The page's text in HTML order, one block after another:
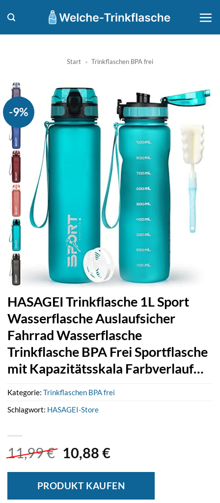
Inhalt
springen
Start » Trinkflaschen BPA frei
-9%
HASAGEI Trinkflasche 1L Sport
Wasserflasche Auslaufsicher
Fahrrad Wasserflasche
Trinkflasche BPA Frei Sportflasche
mit Kapazitätsskala Farbverlauf…
11,99€ Ursprünglicher
war:
11,99 €
10,88 €Aktueller
ist:
10,88 €.
PRODUKT KAUFEN
Kategorie: Trinkflaschen BPA frei
Schlagwort: HASAGEI-Store